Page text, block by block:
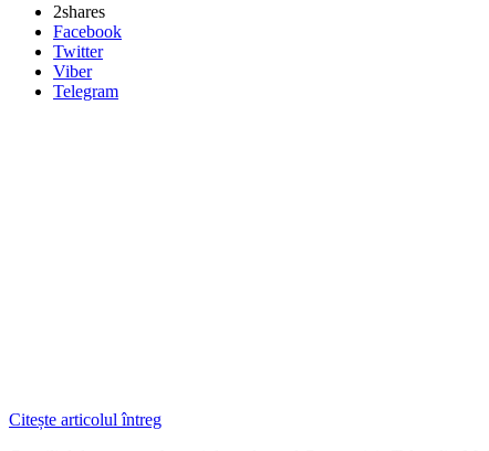
2shares
Facebook
Twitter
Viber
Telegram
Citește articolul întreg